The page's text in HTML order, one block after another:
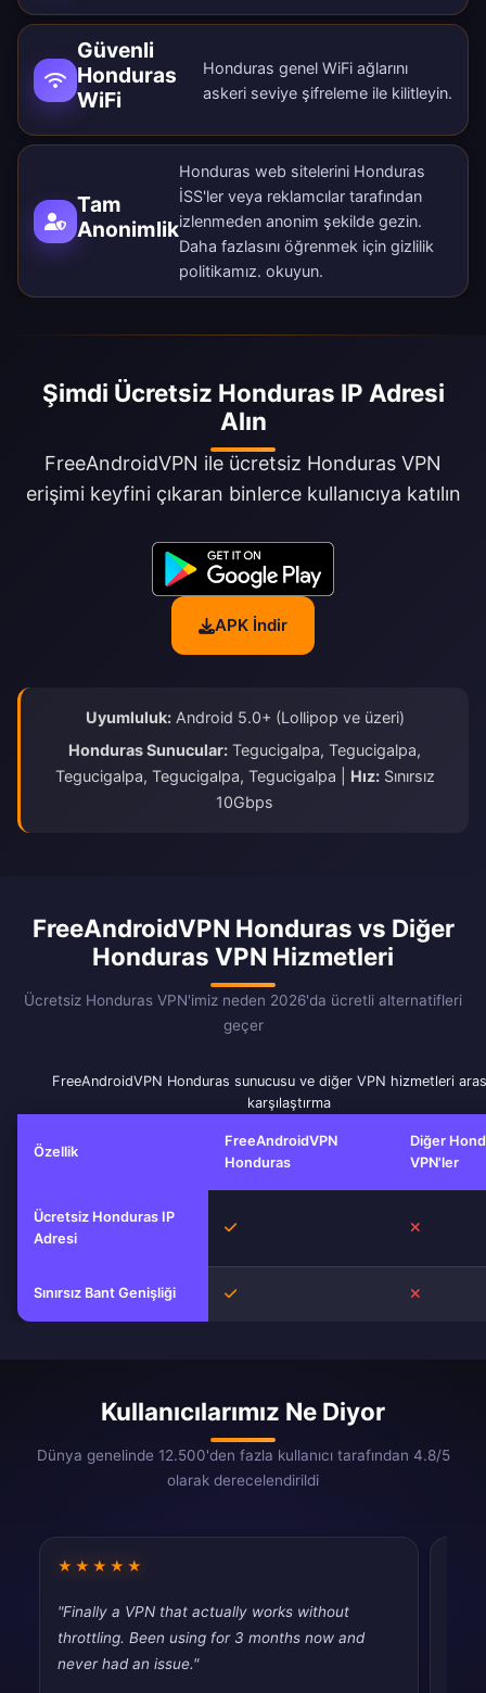
Güvenli
Honduras
WiFi
Honduras genel WiFi ağlarını
askeri seviye şifreleme ile kilitleyin.
Tam
Anonimlik
Honduras web sitelerini Honduras
İSS'ler veya reklamcılar tarafından
izlenmeden anonim şekilde gezin.
Daha fazlasını öğrenmek için gizlilik
politikamız. okuyun.
Şimdi Ücretsiz Honduras IP Adresi
Alın
FreeAndroidVPN ile ücretsiz Honduras VPN
erişimi keyfini çıkaran binlerce kullanıcıya katılın
APK İndir
Uyumluluk:Android 5.0+ (Lollipop ve üzeri)
Honduras Sunucular: Tegucigalpa, Tegucigalpa,
Tegucigalpa, Tegucigalpa, Tegucigalpa | Hız:Sınırsız
10Gbps
FreeAndroidVPN Honduras vs Diğer
Honduras VPN Hizmetleri
Ücretsiz Honduras VPN'imiz neden 2026'da ücretli alternatifleri
geçer
FreeAndroidVPN Honduras sunucusu ve diğer VPN hizmetleri
karşılaştırma
Özellik
FreeAndroidVPN
Honduras
Diğer
VPN'ler
Ücretsiz Honduras IP
Adresi
Evet
Sınırsız Bant Genişliği Evet
Kullanıcılarımız Ne Diyor
Dünya genelinde 12.500'den fazla kullanıcı tarafından 4.8/5
olarak derecelendirildi
★★★★★
"Finally a VPN that actually works without
throttling. Been using for 3 months now and
never had an issue."